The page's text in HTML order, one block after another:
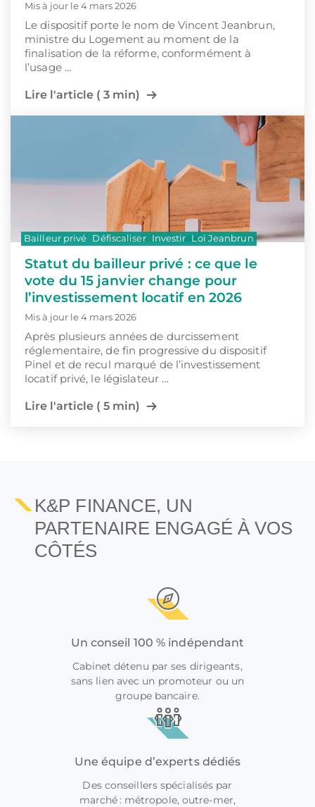
Mis à jour le 4 mars 2026
Le dispositif porte le nom de Vincent Jeanbrun,
ministre du Logement au moment de la
finalisation de la réforme, conformément à
l’usage …
Lire l'article ( 3 min)
Statut du bailleur privé : ce que le
vote du 15 janvier change pour
l’investissement locatif en 2026
Mis à jour le 4 mars 2026
Après plusieurs années de durcissement
réglementaire, de fin progressive du dispositif
Pinel et de recul marqué de l’investissement
locatif privé, le législateur …
Lire l'article ( 5 min)
Bailleur privé Défiscaliser Investir Loi Jeanbrun
K&P FINANCE, UN
PARTENAIRE ENGAGÉ À VOS
CÔTÉS
Un conseil 100 % indépendant
Cabinet détenu par ses dirigeants,
sans lien avec un promoteur ou un
groupe bancaire.
Une équipe d’experts dédiés
Des conseillers spécialisés par
marché : métropole, outre-mer,